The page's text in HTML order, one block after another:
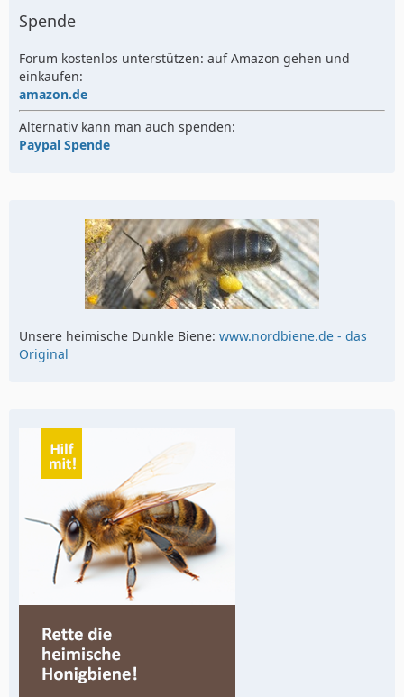
Spende
Forum kostenlos unterstützen: auf Amazon gehen und
einkaufen:
amazon.de
Alternativ kann man auch spenden:
Paypal Spende
Unsere heimische Dunkle Biene: www.nordbiene.de - das
Original